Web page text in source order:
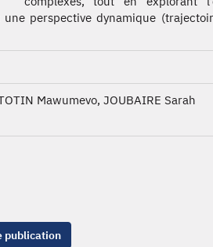
perspective dynamique
Mawumevo, JOUBAIRE Sarah
publication